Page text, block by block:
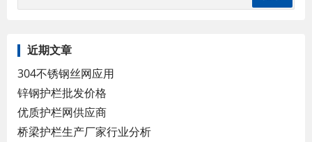
近期文章
304不锈钢丝网应用
锌钢护栏批发价格
优质护栏网供应商
桥梁护栏生产厂家行业分析